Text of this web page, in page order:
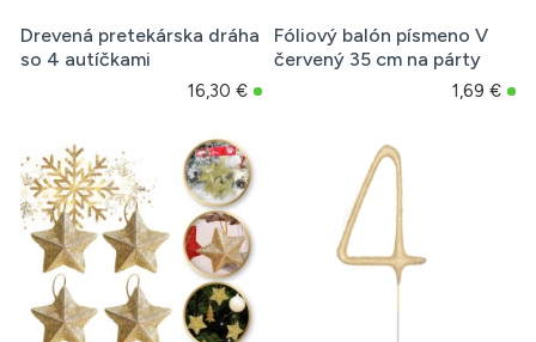
Drevená pretekárska dráha
so 4 autíčkami
16,30 €
Fóliový balón písmeno V
červený 35 cm na párty
1,69 €